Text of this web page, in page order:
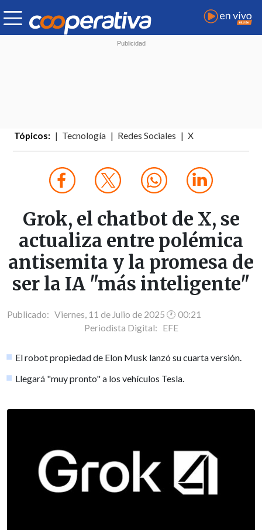
Tópicos: Tecnología Redes Sociales X
Grok, el chatbot de X, se
actualiza entre polémica
antisemita y la promesa de
ser la IA "más inteligente"
Publicado: Viernes, 11 de Julio de 2025 🕐 00:21
Periodista Digital: EFE
El robot propiedad de Elon Musk lanzó su cuarta versión.
Llegará "muy pronto" a los vehículos Tesla.